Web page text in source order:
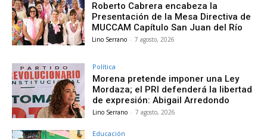
Roberto Cabrera encabeza la
Presentación de la Mesa Directiva de
MUCCAM Capítulo San Juan del Río
Lino Serrano - 7 agosto, 2026
Política
Morena pretende imponer una Ley
Mordaza; el PRI defenderá la libertad
de expresión: Abigail Arredondo
Lino Serrano - 7 agosto, 2026
Educación